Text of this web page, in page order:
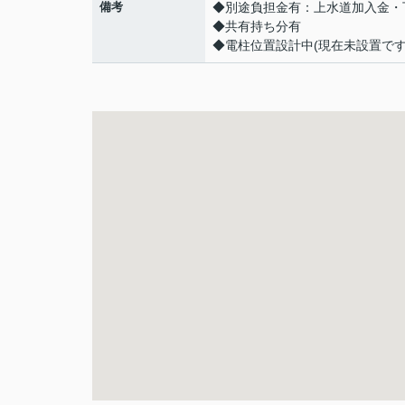
備考
◆別途負担金有：上水道加入金
◆共有持ち分有
◆電柱位置設計中(現在未設置で